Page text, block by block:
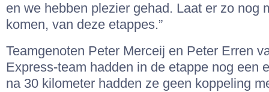
en we hebben plezier gehad. Laat er zo nog
komen, van deze etappes.”
Teamgenoten Peter Merceij en Peter Erren
Express-team hadden in de etappe nog een
na 30 kilometer hadden ze geen koppeling